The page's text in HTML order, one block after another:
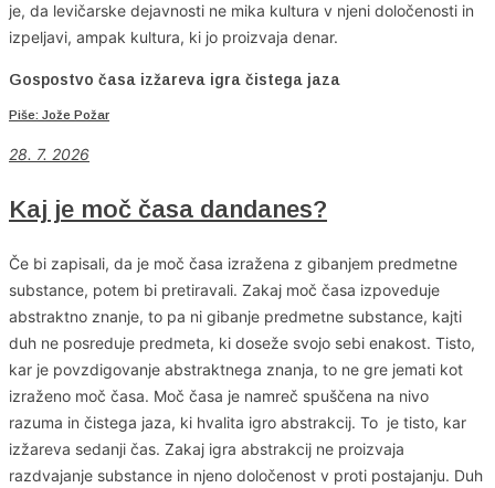
je, da levičarske dejavnosti ne mika kultura v njeni določenosti in
izpeljavi, ampak kultura, ki jo proizvaja denar.
Gospostvo časa izžareva igra čistega jaza
Piše: Jože Požar
28. 7. 2026
Kaj je moč časa dandanes?
Če bi zapisali, da je moč časa izražena z gibanjem predmetne
substance, potem bi pretiravali. Zakaj moč časa izpoveduje
abstraktno znanje, to pa ni gibanje predmetne substance, kajti
duh ne posreduje predmeta, ki doseže svojo sebi enakost. Tisto,
kar je povzdigovanje abstraktnega znanja, to ne gre jemati kot
izraženo moč časa. Moč časa je namreč spuščena na nivo
razuma in čistega jaza, ki hvalita igro abstrakcij. To je tisto, kar
izžareva sedanji čas. Zakaj igra abstrakcij ne proizvaja
razdvajanje substance in njeno določenost v proti postajanju. Duh